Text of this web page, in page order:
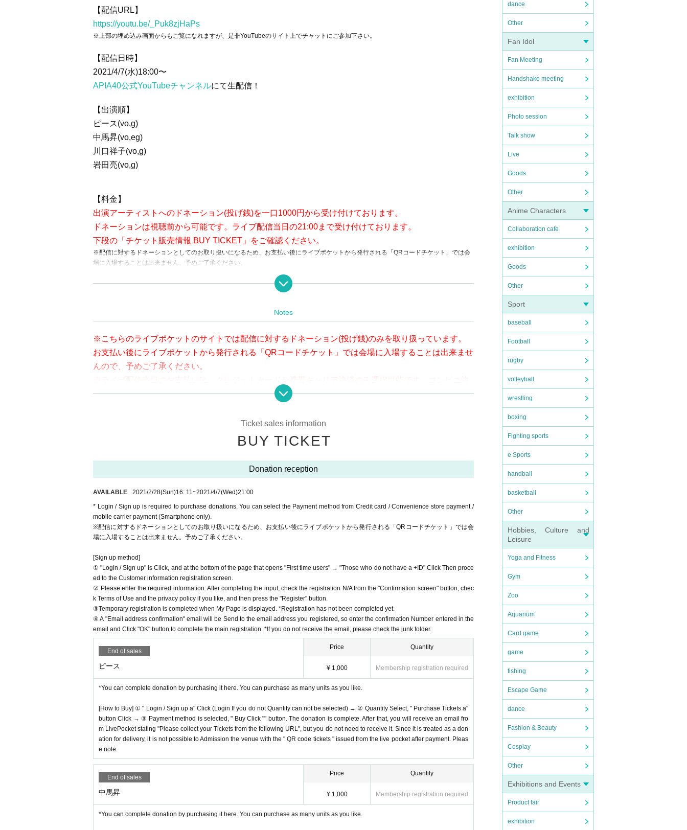
dance
Other
Fan Idol
Fan Meeting
Handshake meeting
exhibition
Photo session
Talk show
Live
Goods
Other
Anime Characters
Collaboration cafe
exhibition
Goods
Other
Sport
baseball
Football
rugby
volleyball
wrestling
boxing
Fighting sports
e Sports
handball
basketball
Other
Hobbies, Culture and
Leisure
Yoga and Fitness
Gym
Zoo
Aquarium
Card game
game
fishing
Escape Game
dance
Fashion & Beauty
Cosplay
Other
Exhibitions and Events
Product fair
exhibition
【配信URL】
https://youtu.be/_Puk8zjHaPs
※上部の埋め込み画面からもご覧になれますが、是非YouTubeのサイト上でチャットにご参加下さい。
【配信日時】
2021/4/7(水)18:00〜
APIA40公式YouTubeチャンネルにて生配信！
【出演順】
ピース(vo,g)
中馬昇(vo,eg)
川口祥子(vo,g)
岩田亮(vo,g)
【料金】
出演アーティストへのドネーション(投げ銭)を一口1000円から受け付けております。
ドネーションは視聴前から可能です。ライブ配信当日の21:00まで受け付けております。
下段の「チケット販売情報 BUY TICKET」をご確認ください。
※配信に対するドネーションとしてのお取り扱いになるため、お支払い後にライブポケットから発行される「QRコードチケット」では会
場に入場することは出来ません。予めご了承ください。
【会場】
※こちらのライブポケットのサイトでは配信に対するドネーション(投げ銭)のみを取り扱っています。
んので、予めご了承ください。
営業休止以来、様々な形でご支援を頂き、本当にありがとうございます。
現在、APIA40存続応援基金としてご寄付を受け付けております。
引き続きのご支援、何卒よろしくお願い申し上げます。
Notes
※こちらのライブポケットのサイトでは配信に対するドネーション(投げ銭)のみを取り扱っています。
お支払い後にライブポケットから発行される「QRコードチケット」では会場に入場することは出来ませ
んので、予めご了承ください。
済をご希望の方はライブ配信前日までにお支払いをお願い致します。
en per bit. I would like to ask the artists to support the future of live houses.
※ customer Use environment by of or line congestion, etc., the video in the delivery is Smooth again to (bi
* You may be charged a separate communication fee and a large packet communication fee to watch the
video. When using on a Smartphone, we recommend that you use the packet flat-rate service or connect t
o WiFi.
* Please note that refunds are not possible due to the customer's own circumstances.
Ticket sales information
BUY TICKET
Donation reception
AVAILABLE 2021/2/28(Sun)16: 11 ~2021/4/7(Wed)21:00
* Login / Sign up is required to purchase donations. You can select the Payment method from Credit card / Convenience store payment /
mobile carrier payment (Smartphone only).
※配信に対するドネーションとしてのお取り扱いになるため、お支払い後にライブポケットから発行される「QRコードチケット」では会
場に入場することは出来ません。予めご了承ください。
[Sign up method]
① "Login / Sign up" is Click, and at the bottom of the page that opens "First time users" → "Those who do not have a +ID" Click Then proce
ed to the Customer information registration screen.
② Please enter the required information. After completing the input, check the registration N/A from the "Confirmation screen" button, chec
k Terms of Use and the privacy policy if you like, and then press the "Register" button.
③Temporary registration is completed when My Page is displayed. *Registration has not been completed yet.
④ A "Email address confirmation" email will be Send to the email address you registered, so enter the confirmation Number entered in the
email and Click "OK" button to complete the main registration. *If you do not receive the email, please check the junk folder.
End of sales
ピース
Price
¥ 1,000
Quantity
Membership registration required
*You can complete donation by purchasing it here. You can purchase as many units as you like.
[How to Buy] ① " Login / Sign up a" Click (Login If you do not Quantity can not be selected) → ② Quantity Select, " Purchase Tickets a"
button Click → ③ Payment method is selected, " Buy Click "" button. The donation is complete. After that, you will receive an email fro
m LivePocket stating "Please collect your Tickets from the following URL", but you do not need to receive it. Since it is treated as a don
ation for delivery, it is not possible to Admission the venue with the " QR code tickets " issued from the live pocket after payment. Pleas
e note.
End of sales
中馬昇
Price
¥ 1,000
Quantity
Membership registration required
*You can complete donation by purchasing it here. You can purchase as many units as you like.